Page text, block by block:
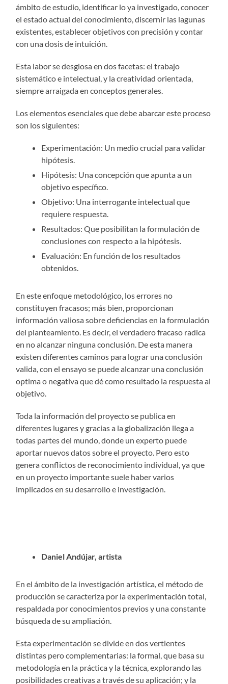
ámbito de estudio, identificar lo ya investigado, conocer
el estado actual del conocimiento, discernir las lagunas
existentes, establecer objetivos con precisión y contar
con una dosis de intuición.
Esta labor se desglosa en dos facetas: el trabajo
sistemático e intelectual, y la creatividad orientada,
siempre arraigada en conceptos generales.
Los elementos esenciales que debe abarcar este proceso
son los siguientes:
Experimentación: Un medio crucial para validar
hipótesis.
Hipótesis: Una concepción que apunta a un
objetivo específico.
Objetivo: Una interrogante intelectual que
requiere respuesta.
Resultados: Que posibilitan la formulación de
conclusiones con respecto a la hipótesis.
Evaluación: En función de los resultados
obtenidos.
En este enfoque metodológico, los errores no
constituyen fracasos; más bien, proporcionan
información valiosa sobre deficiencias en la formulación
del planteamiento. Es decir, el verdadero fracaso radica
en no alcanzar ninguna conclusión. De esta manera
existen diferentes caminos para lograr una conclusión
valida, con el ensayo se puede alcanzar una conclusión
optima o negativa que dé como resultado la respuesta al
objetivo.
Toda la información del proyecto se publica en
diferentes lugares y gracias a la globalización llega a
todas partes del mundo, donde un experto puede
aportar nuevos datos sobre el proyecto. Pero esto
genera conflictos de reconocimiento individual, ya que
en un proyecto importante suele haber varios
implicados en su desarrollo e investigación.
Daniel Andújar, artista
En el ámbito de la investigación artística, el método de
producción se caracteriza por la experimentación total,
respaldada por conocimientos previos y una constante
búsqueda de su ampliación.
Esta experimentación se divide en dos vertientes
distintas pero complementarias: la formal, que basa su
metodología en la práctica y la técnica, explorando las
posibilidades creativas a través de su aplicación; y la